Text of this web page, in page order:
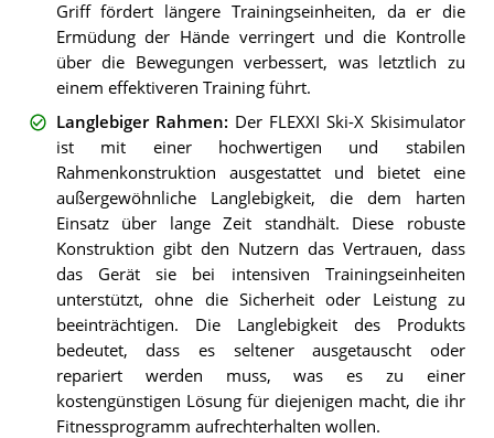
Griff fördert längere Trainingseinheiten, da er die
Ermüdung der Hände verringert und die Kontrolle
über die Bewegungen verbessert, was letztlich zu
einem effektiveren Training führt.
Langlebiger Rahmen: Der FLEXXI Ski-X Skisimulator
ist mit einer hochwertigen und stabilen
Rahmenkonstruktion ausgestattet und bietet eine
außergewöhnliche Langlebigkeit, die dem harten
Einsatz über lange Zeit standhält. Diese robuste
Konstruktion gibt den Nutzern das Vertrauen, dass
das Gerät sie bei intensiven Trainingseinheiten
unterstützt, ohne die Sicherheit oder Leistung zu
beeinträchtigen. Die Langlebigkeit des Produkts
bedeutet, dass es seltener ausgetauscht oder
repariert werden muss, was es zu einer
kostengünstigen Lösung für diejenigen macht, die ihr
Fitnessprogramm aufrechterhalten wollen.